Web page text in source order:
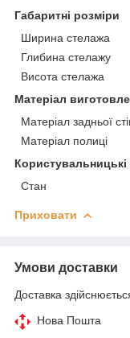
Габаритні розміри
Ширина стелажа
Глибина стелажу
Висота стелажа
Матеріал
Матеріал задньої
Матеріал полиці
Користувальницькі
Стан
Приховати
Умови доставки
Доставка
Нова Пошта